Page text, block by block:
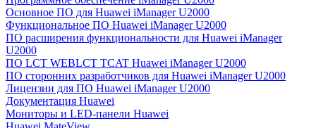
Основное ПО для Huawei iManager U2000
Функциональное ПО Huawei iManager U2000
ПО расширения функциональности для Huawei iManager
U2000
ПО LCT WEBLCT TCAT Huawei iManager U2000
ПО сторонних разработчиков для Huawei iManager U2000
Лицензии для ПО Huawei iManager U2000
Документация Huawei
Мониторы и LED-панели Huawei